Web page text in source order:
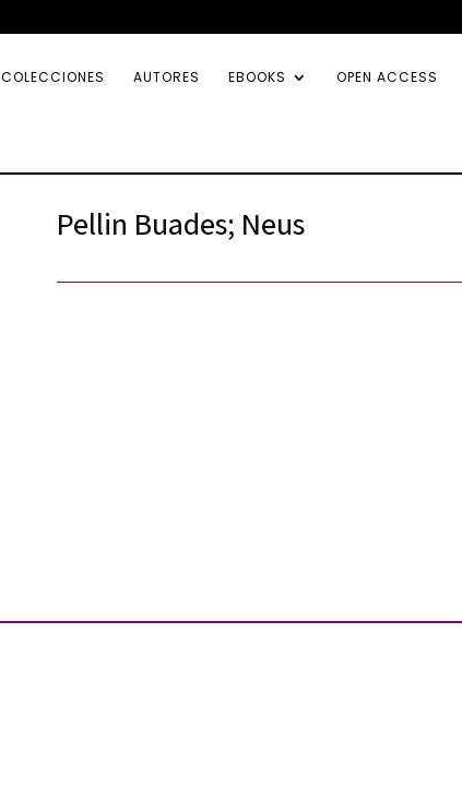
COLECCIONES AUTORES EBOOKS OPEN ACCESS
Pellin Buades; Neus